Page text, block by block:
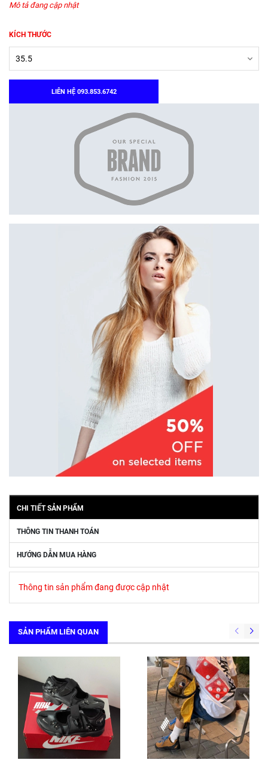
Mô tả đang cập nhật
KÍCH THƯỚC
LIÊN HỆ 093.853.6742
CHI TIẾT SẢN PHẨM
THÔNG TIN THANH TOÁN
HƯỚNG DẪN MUA HÀNG
Thông tin sản phẩm đang được cập nhật
SẢN PHẨM LIÊN QUAN